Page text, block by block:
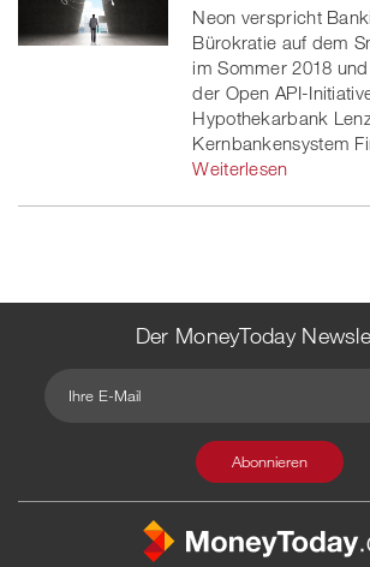
Neon verspricht
Bürokratie auf dem
im Sommer 2018
der Open API-
Hypothekarbank
Kernbankensystem
Weiterlesen
Der MoneyToday